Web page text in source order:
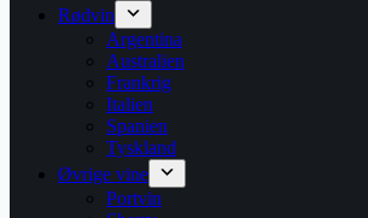
Rødvin
Argentina
Australien
Frankrig
Italien
Spanien
Tyskland
Øvrige vine
Portvin